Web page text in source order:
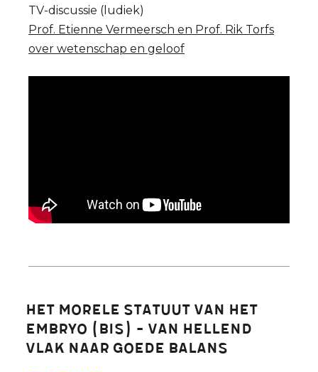
TV-discussie (ludiek)
Prof. Etienne Vermeersch en Prof. Rik Torfs
over wetenschap en geloof
Het morele statuut van het
embryo (bis) - Van hellend
vlak naar goede balans